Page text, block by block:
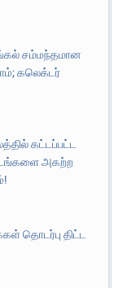
சம்மந்தமான
கலெக்டர்
கட்டப்பட்ட
அகற்ற
தொடர்பு திட்ட